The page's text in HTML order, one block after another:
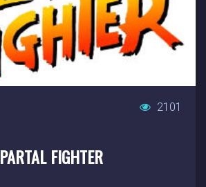
2101
PARTAL FIGHTER